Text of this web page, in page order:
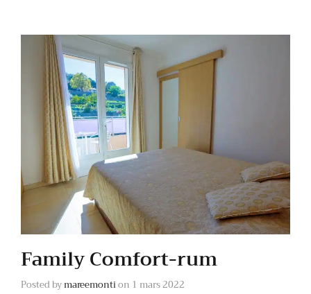
Family Comfort-rum
Posted bymareemontion 1 mars 2022